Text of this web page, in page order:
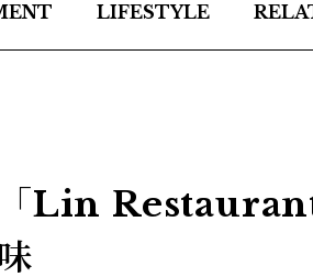
LIFESTYLE
「Lin